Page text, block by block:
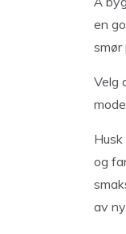
en
smør
Velg
og
av